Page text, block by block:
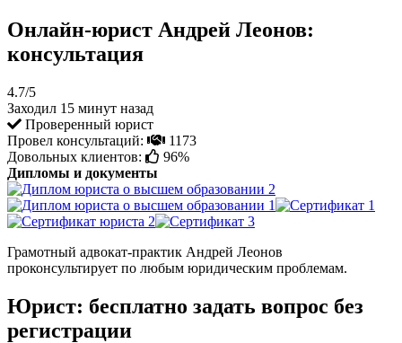
Онлайн-юрист Андрей Леонов:
консультация
4.7/5
Заходил 15 минут назад
Проверенный юрист
Провел консультаций:
1173
Довольных клиентов:
96%
Дипломы и документы
Грамотный адвокат-практик Андрей Леонов
проконсультирует по любым юридическим проблемам.
Юрист: бесплатно задать вопрос без
регистрации